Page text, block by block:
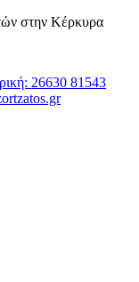
στην Κέρκυρα
26630 81543